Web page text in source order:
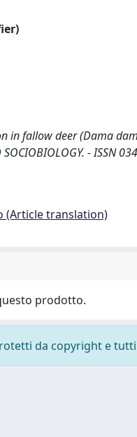
in fallow deer (Dama
SOCIOBIOLOGY. -
(Article translation)
prodotto.
da copyright e